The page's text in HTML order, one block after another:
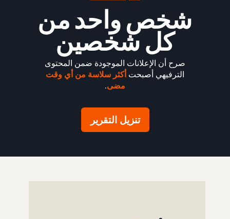
شخص واحد من
كل شخصين
صرح أن الإعلانات الموجودة ضمن المحتوى
الترفيهي أصبحت أكثر سلاسة من أي وقت
مضى.
تنزيل التقرير